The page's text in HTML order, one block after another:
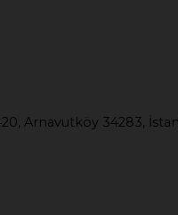
Arnavutköy 34283,